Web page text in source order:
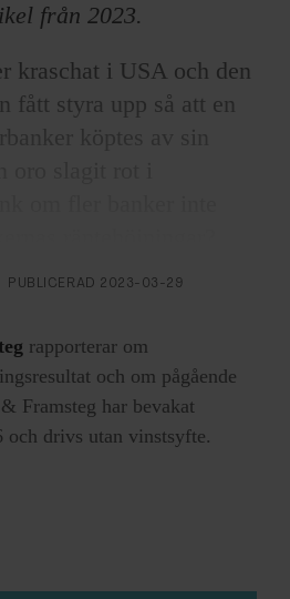
från 2023.
kraschat i USA och den
fått styra upp så att en
bankers instabilitet och
chef för USA:s
Diamond och Philip
trion Sveriges
bankernas roll, särskilt
PUBLICERAD 2023-03-29
rapporterar om
och om pågående
Framsteg har bevakat
och drivs utan vinstsyfte.